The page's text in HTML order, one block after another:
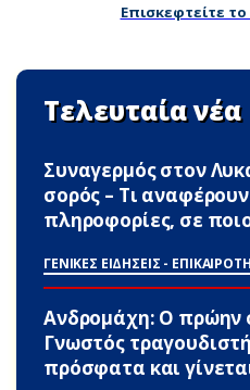
Επισκεφτείτε το
Τελευταία νέα
Συναγερμός στον
σορός – Τι
πληροφορίες, σε
ΓΕΝΙΚΕΣ ΕΙΔΗΣΕΙΣ -
Ανδρομάχη: Ο πρώην
Γνωστός
πρόσφατα και